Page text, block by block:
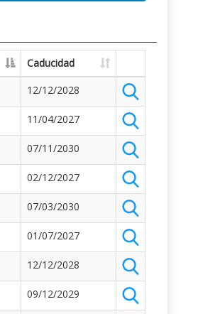
Caducidad
12/12/2028
11/04/2027
07/11/2030
02/12/2027
07/03/2030
01/07/2027
12/12/2028
09/12/2029